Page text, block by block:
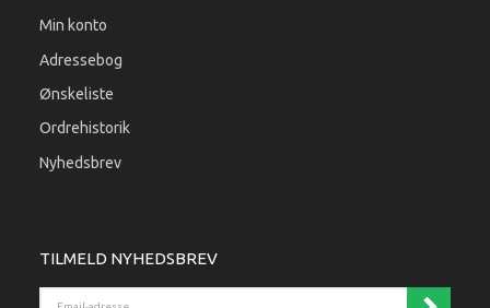
Min konto
Adressebog
Ønskeliste
Ordrehistorik
Nyhedsbrev
TILMELD NYHEDSBREV